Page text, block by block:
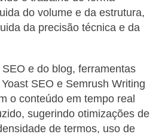
do volume e da estrutura,
da precisão técnica e da
e do blog, ferramentas
SEO e Semrush Writing
o conteúdo em tempo real
sugerindo otimizações de
de termos, uso de